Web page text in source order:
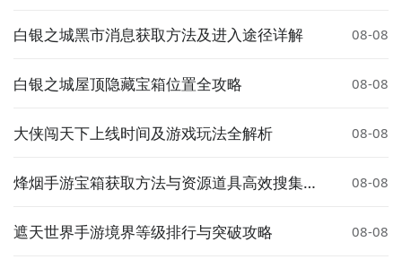
白银之城黑市消息获取方法及进入途径详解 08-08
白银之城屋顶隐藏宝箱位置全攻略 08-08
大侠闯天下上线时间及游戏玩法全解析 08-08
烽烟手游宝箱获取方法与资源道具高效搜集攻
08-08
遮天世界手游境界等级排行与突破攻略 08-08